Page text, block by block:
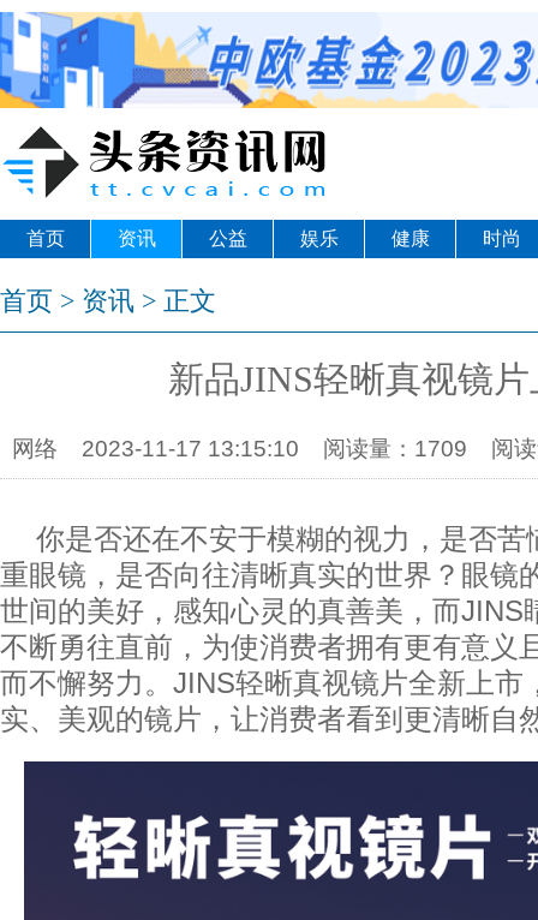
首页 资讯 公益 娱乐 健康 时尚
首页 > 资讯 > 正文
新品JINS轻晰真视镜
网络 2023-11-17 13:15:10 阅读量：1709 阅读
你是否还在不安于模糊的视力，是否苦
重眼镜，是否向往清晰真实的世界？眼镜
世间的美好，感知心灵的真善美，而JINS
不断勇往直前，为使消费者拥有更有意义
而不懈努力。JINS轻晰真视镜片全新上市
实、美观的镜片，让消费者看到更清晰自